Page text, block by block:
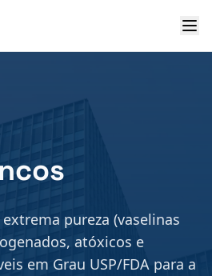
pureza (vaselinas
atóxicos e
em Grau USP/FDA para a